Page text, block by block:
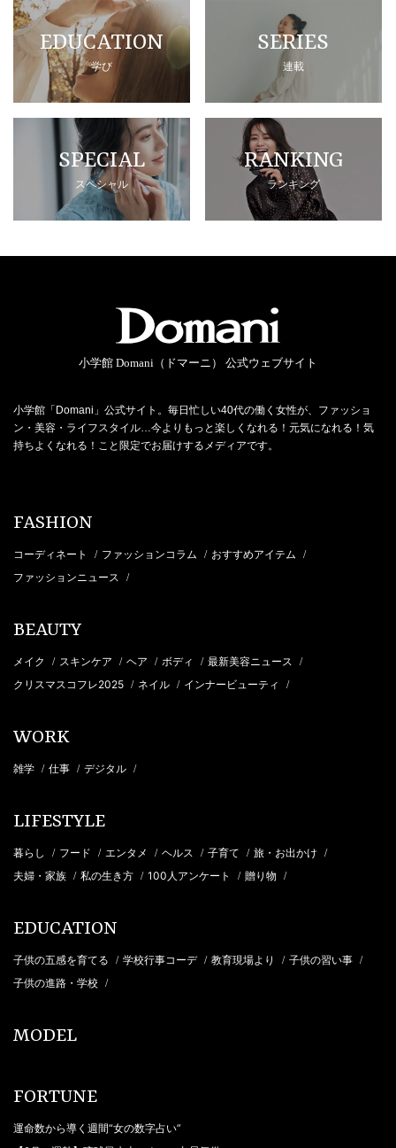
EDUCATION
学び
SERIES
連載
SPECIAL
スペシャル
RANKING
ランキング
小学館 Domani（ドマーニ） 公式ウェブサイト
小学館「Domani」公式サイト。毎日忙しい40代の働く女性が、ファッショ
ン・美容・ライフスタイル…今よりもっと楽しくなれる！元気になれる！気
持ちよくなれる！こと限定でお届けするメディアです。
FASHION
コーディネート / ファッションコラム / おすすめアイテム /
ファッションニュース /
BEAUTY
メイク / スキンケア / ヘア / ボディ / 最新美容ニュース /
クリスマスコフレ2025 / ネイル / インナービューティ /
WORK
雑学 / 仕事 / デジタル /
LIFESTYLE
暮らし / フード / エンタメ / ヘルス / 子育て / 旅・お出かけ /
夫婦・家族 / 私の生き方 / 100人アンケート / 贈り物 /
EDUCATION
子供の五感を育てる / 学校行事コーデ / 教育現場より / 子供の習い事 /
子供の進路・学校 /
MODEL
FORTUNE
運命数から導く週間“女の数字占い”